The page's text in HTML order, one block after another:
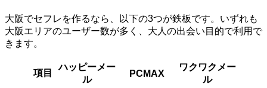
大阪でセフレを作るなら、以下の3つが鉄板です。いずれも
大阪エリアのユーザー数が多く、大人の出会い目的で利用で
きます。
項目
ハッピーメー
ル
PCMAX
ワクワクメー
ル